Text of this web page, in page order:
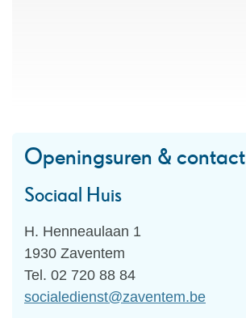
Openingsuren & contact
Sociaal Huis
Adres
H. Henneaulaan 1
,1930 Zaventem
Tel. 02 720 88 84
E-
socialedienst@zaventem.be